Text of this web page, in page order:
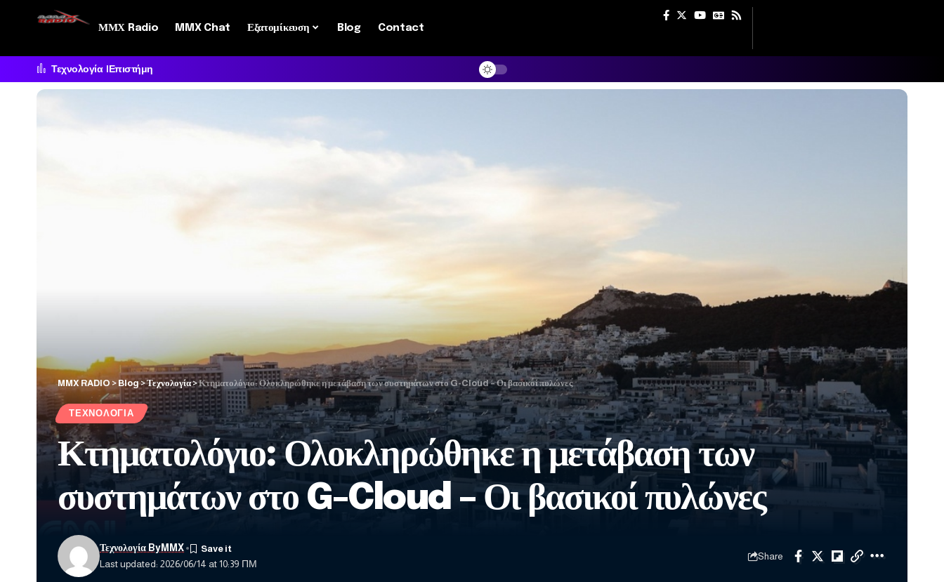
ΜΜΧ Radio MMX Chat Εξατομίκευση Blog Contact
Τεχνολογία Επιστήμη
MMX RADIO > Blog>Τεχνολογία>Κτηματολόγιο: Ολοκληρώθηκε η μετάβαση των συστημάτων στο G-Cloud – Οι βασικοί πυλώνες
ΤΕΧΝΟΛΟΓΊΑ
Κτηματολόγιο: Ολοκληρώθηκε η μετάβαση των
συστημάτων στο G-Cloud – Οι βασικοί πυλώνες
Last updated: 2026/06/14 at 10:39 ΠΜ
Τεχνολογία ByMMX
Share